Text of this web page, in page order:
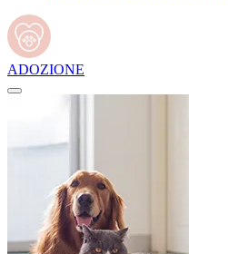
ADOZIONE